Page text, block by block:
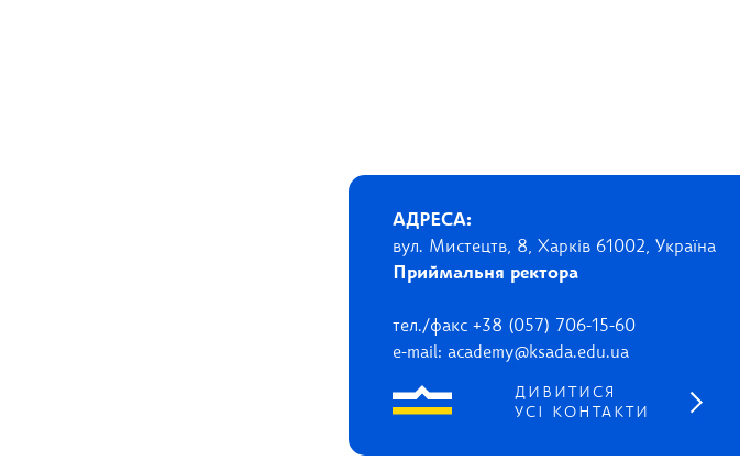
АДРЕСА:
вул. Мистецтв, 8, Харків 61002, Україна
Приймальня ректора
тел./факс +38 (057) 706-15-60
e-mail: academy@ksada.edu.ua
ДИВИТИСЯ
УСІ КОНТАКТИ